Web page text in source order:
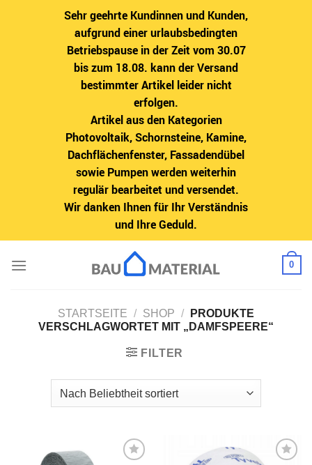
Sehr geehrte Kundinnen und Kunden,
aufgrund einer urlaubsbedingten
Betriebspause in der Zeit vom 30.07
bis zum 18.08. kann der Versand
bestimmter Artikel leider nicht
erfolgen.
Artikel aus den Kategorien
Photovoltaik, Schornsteine, Kamine,
Dachflächenfenster, Fassadendübel
sowie Pumpen werden weiterhin
regulär bearbeitet und versendet.
Wir danken Ihnen für Ihr Verständnis
und Ihre Geduld.
Inhalt
0
STARTSEITE / SHOP /
PRODUKTE
VERSCHLAGWORTET MIT „DAMFSPEERE“
FILTER